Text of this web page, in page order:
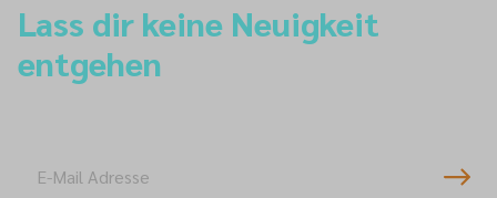
Lass dir keine Neuigkeit
entgehen